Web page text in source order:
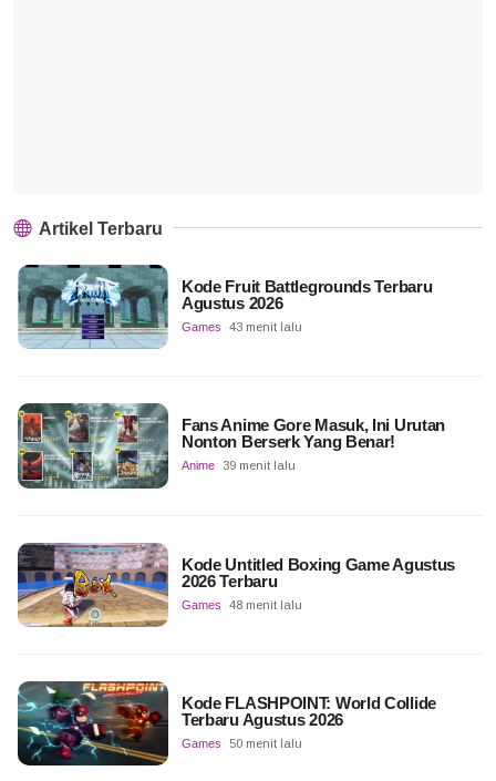
Artikel Terbaru
Kode Fruit Battlegrounds Terbaru
Agustus 2026
Games 43 menit lalu
Fans Anime Gore Masuk, Ini Urutan
Nonton Berserk Yang Benar!
Anime 39 menit lalu
Kode Untitled Boxing Game Agustus
2026 Terbaru
Games 48 menit lalu
Kode FLASHPOINT: World Collide
Terbaru Agustus 2026
Games 50 menit lalu